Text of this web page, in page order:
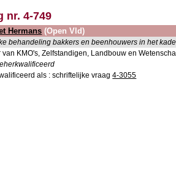
nr. 4-749
Hermans (Open Vld)
behandeling bakkers en beenhouwers in het
van KMO's, Zelfstandigen, Landbouw en
als : schriftelijke vraag4-3055